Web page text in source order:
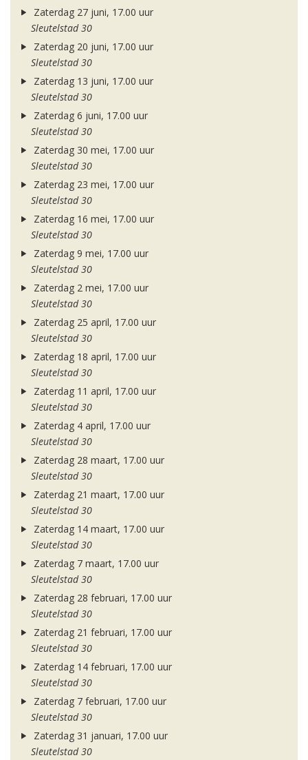
Zaterdag 27 juni, 17.00 uur
Sleutelstad 30
Zaterdag 20 juni, 17.00 uur
Sleutelstad 30
Zaterdag 13 juni, 17.00 uur
Sleutelstad 30
Zaterdag 6 juni, 17.00 uur
Sleutelstad 30
Zaterdag 30 mei, 17.00 uur
Sleutelstad 30
Zaterdag 23 mei, 17.00 uur
Sleutelstad 30
Zaterdag 16 mei, 17.00 uur
Sleutelstad 30
Zaterdag 9 mei, 17.00 uur
Sleutelstad 30
Zaterdag 2 mei, 17.00 uur
Sleutelstad 30
Zaterdag 25 april, 17.00 uur
Sleutelstad 30
Zaterdag 18 april, 17.00 uur
Sleutelstad 30
Zaterdag 11 april, 17.00 uur
Sleutelstad 30
Zaterdag 4 april, 17.00 uur
Sleutelstad 30
Zaterdag 28 maart, 17.00 uur
Sleutelstad 30
Zaterdag 21 maart, 17.00 uur
Sleutelstad 30
Zaterdag 14 maart, 17.00 uur
Sleutelstad 30
Zaterdag 7 maart, 17.00 uur
Sleutelstad 30
Zaterdag 28 februari, 17.00 uur
Sleutelstad 30
Zaterdag 21 februari, 17.00 uur
Sleutelstad 30
Zaterdag 14 februari, 17.00 uur
Sleutelstad 30
Zaterdag 7 februari, 17.00 uur
Sleutelstad 30
Zaterdag 31 januari, 17.00 uur
Sleutelstad 30